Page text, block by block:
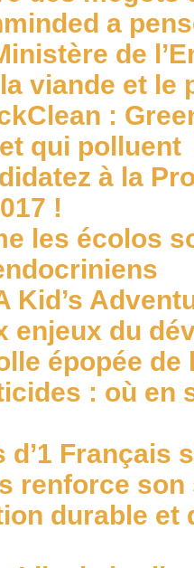
a
de
viande et le
:
qui polluent
à la
!
les écolos
Kid’s
enjeux du
épopée de
: où en
d’1 Français
renforce
durable et